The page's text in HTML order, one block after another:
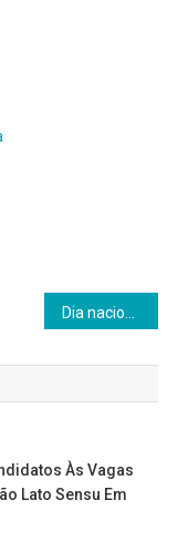
Às Vagas
Lato Sensu Em